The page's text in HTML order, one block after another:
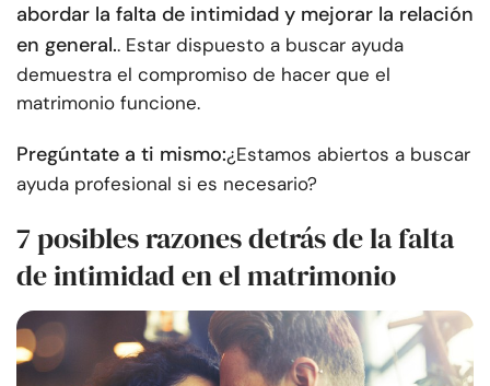
abordar la falta de intimidad y mejorar la relación
en general.. Estar dispuesto a buscar ayuda
demuestra el compromiso de hacer que el
matrimonio funcione.
Pregúntate a ti mismo:¿Estamos abiertos a buscar
ayuda profesional si es necesario?
7 posibles razones detrás de la falta
de intimidad en el matrimonio